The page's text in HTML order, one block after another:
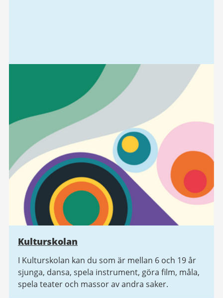
Kulturskolan
I Kulturskolan kan du som är mellan 6 och 19 år
sjunga, dansa, spela instrument, göra film, måla,
spela teater och massor av andra saker.